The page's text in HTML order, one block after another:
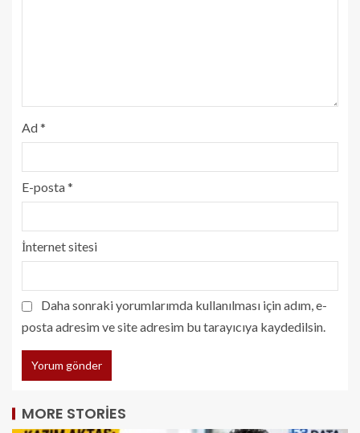
Ad*
E-posta*
İnternet sitesi
Daha sonraki yorumlarımda kullanılması için adım, e-
posta adresim ve site adresim bu tarayıcıya kaydedilsin.
MORE STORIES